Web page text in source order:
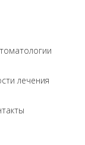
лечения